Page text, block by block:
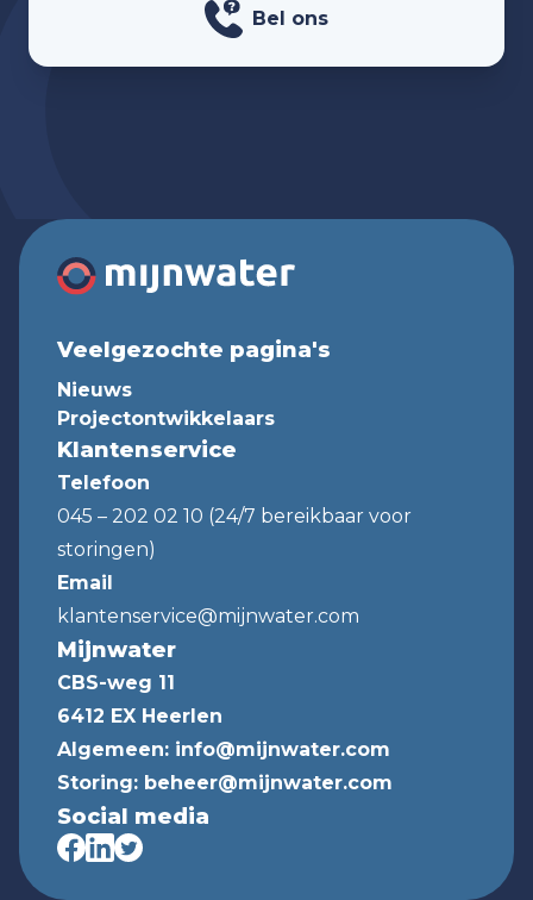
Bel ons
Veelgezochte pagina's
Nieuws
Projectontwikkelaars
Klantenservice
Telefoon
045 – 202 02 10 (24/7 bereikbaar voor
storingen)
Email
klantenservice@mijnwater.com
Mijnwater
CBS-weg 11
6412 EX Heerlen
Algemeen: info@mijnwater.com
Storing: beheer@mijnwater.com
Social media